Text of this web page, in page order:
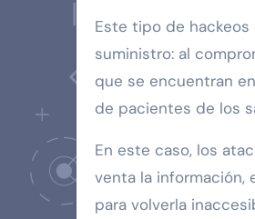
Este tipo de
suministro: al
que se encuentran
de pacientes de los
En este caso, los
venta la información,
para volverla